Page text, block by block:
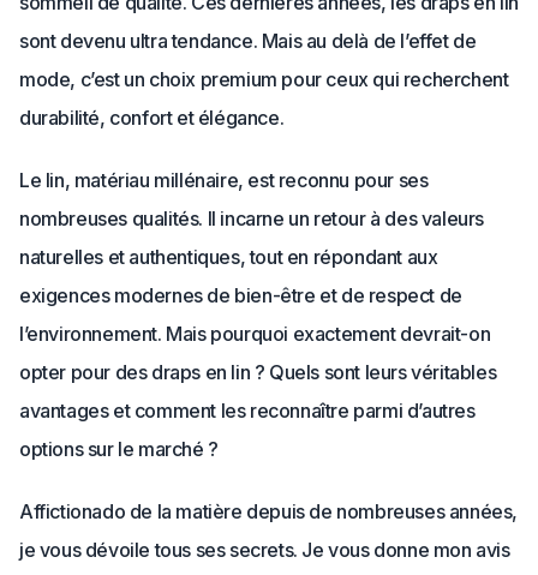
sont devenu ultra tendance. Mais au delà de l’effet de
mode, c’est un choix premium pour ceux qui recherchent
durabilité, confort et élégance.
Le lin, matériau millénaire, est reconnu pour ses
nombreuses qualités. Il incarne un retour à des valeurs
naturelles et authentiques, tout en répondant aux
exigences modernes de bien-être et de respect de
l’environnement. Mais pourquoi exactement devrait-on
opter pour des draps en lin ? Quels sont leurs véritables
avantages et comment les reconnaître parmi d’autres
options sur le marché ?
Affictionado de la matière depuis de nombreuses années,
je vous dévoile tous ses secrets. Je vous donne mon avis